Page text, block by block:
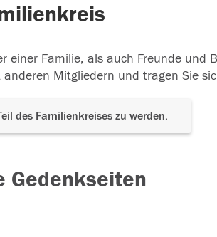
einer Familie, als auch Freunde und
Mitgliedern und tragen Sie
des Familienkreises zu werden.
Gedenkseiten